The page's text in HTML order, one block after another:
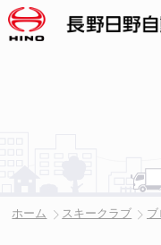
ホーム スキークラブ ブ